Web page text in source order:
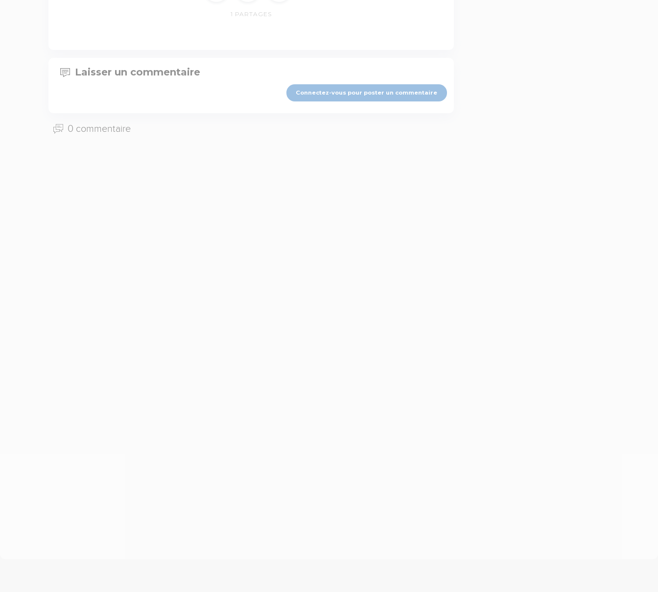
1 PARTAGES
Laisser un commentaire
Connectez-vous pour poster un commentaire
0 commentaire